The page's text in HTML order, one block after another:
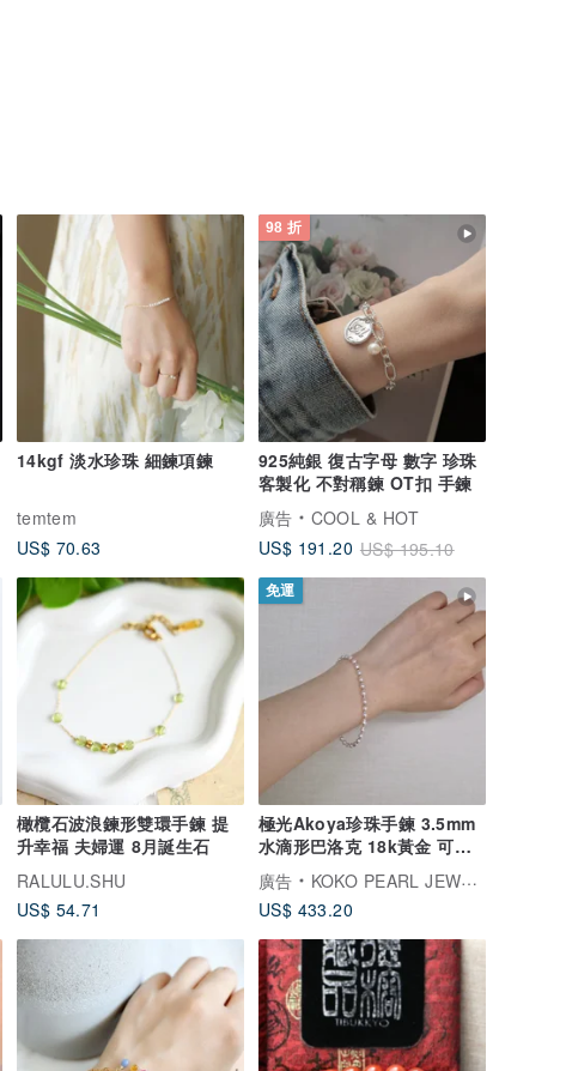
14kgf 淡水珍珠 細鍊項鍊
temtem
US$ 70.63
98 折
925純銀 復古字母 數字 珍珠
客製化 不對稱鍊 OT扣 手鍊
廣告
COOL & HOT
US$ 191.20 US$ 195.10
橄欖石波浪鍊形雙環手鍊 提
升幸福 夫婦運 8月誕生石
RALULU.SHU
US$ 54.71
免運
極光Akoya珍珠手鍊 3.5mm
水滴形巴洛克 18k黃金 可調
節 日本製
廣告
KOKO PEARL JEWELRY
US$ 433.20